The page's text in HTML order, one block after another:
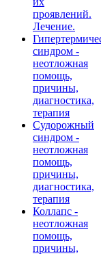
проявлений.
Лечение.
синдром -
неотложная
помощь,
причины,
диагностика,
терапия
Судорожный
синдром -
неотложная
помощь,
причины,
диагностика,
терапия
Коллапс -
неотложная
помощь,
причины,